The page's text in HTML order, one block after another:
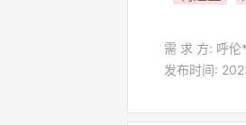
需 求 方: 呼
发布时间: